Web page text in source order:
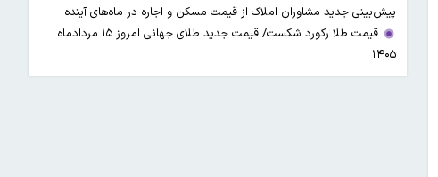
پیش‌بینی جدید مشاوران املاک از قیمت مسکن و اجاره‌ در ماه‌های آینده
قیمت طلا رکورد شکست/ قیمت جدید طلای جهانی امروز ۱۵ مردادماه
۱۴۰۵